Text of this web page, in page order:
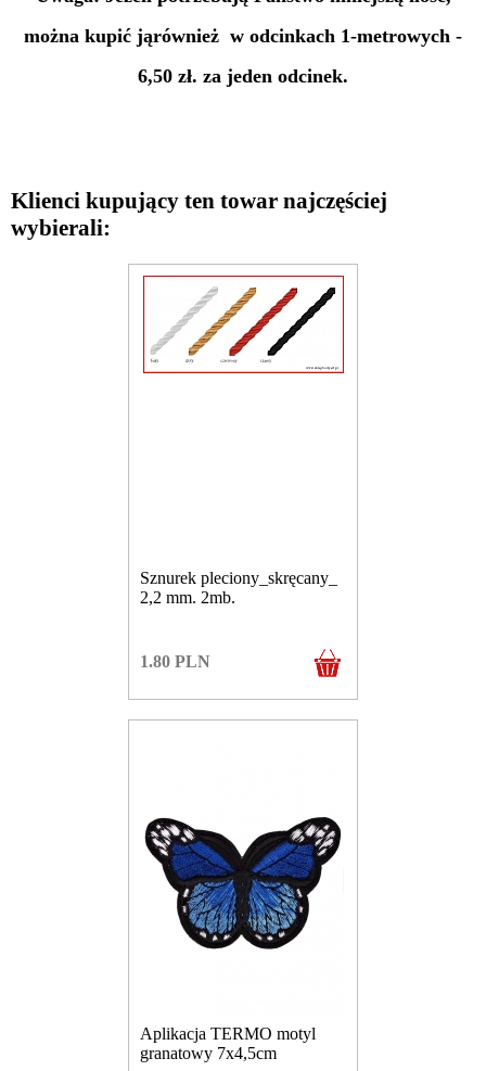
można kupić jąrównież w odcinkach 1-metrowych -
6,50 zł. za jeden odcinek.
Klienci kupujący ten towar najczęściej
wybierali:
Sznurek pleciony_skręcany_
2,2 mm. 2mb.
1.80 PLN
Aplikacja TERMO motyl
granatowy 7x4,5cm